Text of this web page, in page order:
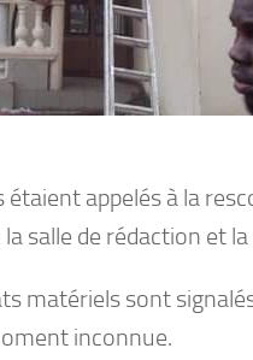
appelés à la
salle de rédaction et la
matériels sont
inconnue.